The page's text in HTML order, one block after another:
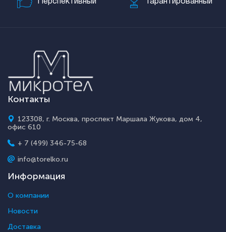
Контакты
123308, г. Москва, проспект Маршала Жукова, дом 4,
офис 610
+ 7 (499) 346-75-68
info@torelko.ru
Информация
О компании
Новости
Доставка